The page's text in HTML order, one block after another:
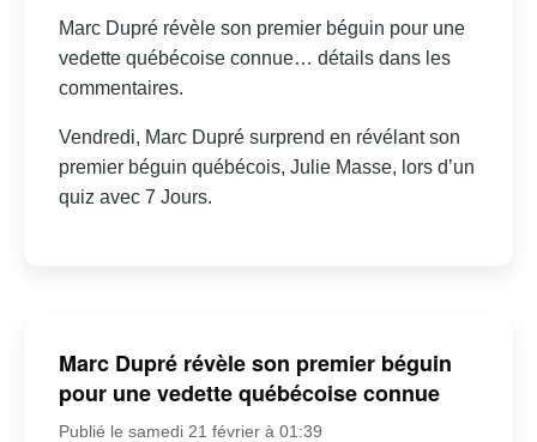
Marc Dupré révèle son premier béguin pour une
vedette québécoise connue… détails dans les
commentaires.
Vendredi, Marc Dupré surprend en révélant son
premier béguin québécois, Julie Masse, lors d’un
quiz avec 7 Jours.
Marc Dupré révèle son premier béguin
pour une vedette québécoise connue
Publié le samedi 21 février à 01:39